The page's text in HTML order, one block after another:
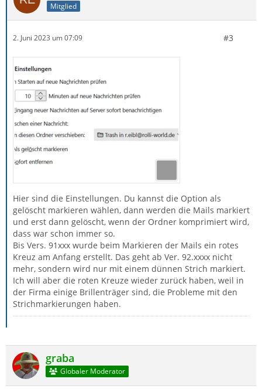
Mitglied
2. Juni 2023 um 07:09 #3
Hier sind die Einstellungen. Du kannst die Option als
gelöscht markieren wählen, dann werden die Mails markiert
und erst dann gelöscht, wenn der Ordner komprimiert wird,
dass war schon immer so.
Bis Vers. 91xxx wurde beim Markieren der Mails ein rotes
Kreuz am Anfang erstellt. Das geht ab Ver. 92.xxxx nicht
mehr, sondern wird nur mit einem dünnen Strich markiert.
Ich will aber die roten Kreuze wieder zurück haben, weil in
der Firma einige Brillenträger sind, die Probleme mit den
Strichmarkierungen haben.
graba
Globaler Moderator